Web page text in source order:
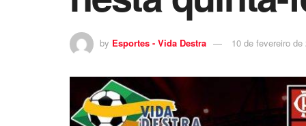
by Esportes - Vida Destra 10 de fevereiro de